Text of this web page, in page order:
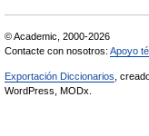
© Academic, 2000-2026
Contacte con nosotros: Apoyo
Exportación Diccionarios ,
WordPress, MODx.